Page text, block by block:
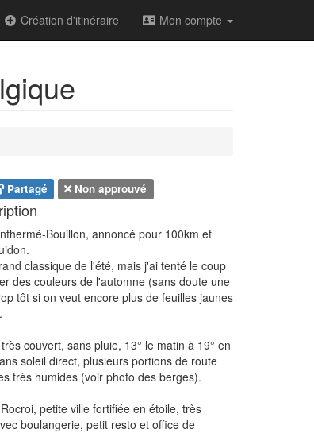
Création d'itinéraire Mon compte
Partagé Non approuvé
Bouillon, annoncé pour 100km et
classique de l'été, mais j'ai tenté le coup
des couleurs de l'automne (sans doute une
tôt si on veut encore plus de feuilles jaunes
couvert, sans pluie, 13° le matin à 19° en
soleil direct, plusieurs portions de route
très humides (voir photo des berges).
petite ville fortifiée en étoile, très
boulangerie, petit resto et office de